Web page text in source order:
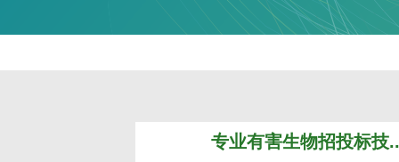
专业有害生物招投标技